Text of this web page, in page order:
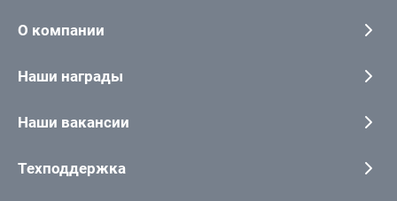
О компании
Наши награды
Наши вакансии
Техподдержка